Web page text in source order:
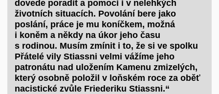
dovede poradit a pomoci i v nelehkých
životních situacích. Povolání bere jako
poslání, práce je mu koníčkem, možná
i koněm a někdy na úkor jeho času
s rodinou. Musím zmínit i to, že si ve spolku
Přátelé vily Stiassni velmi vážíme jeho
patronátu nad uložením Kamenu zmizelých,
který osobně položil v loňském roce za oběť
nacistické zvůle Friederiku Stiassni.“